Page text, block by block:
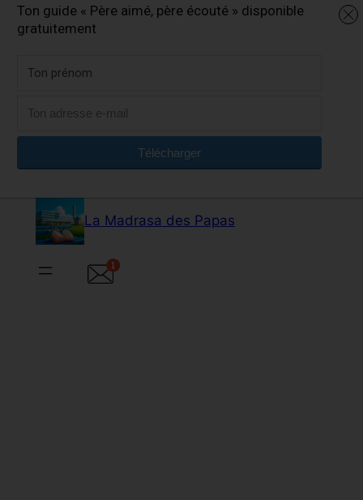
contenu
La Madrasa des Papas
Ton guide « Père aimé, père écouté » disponible
gratuitement
Télécharger